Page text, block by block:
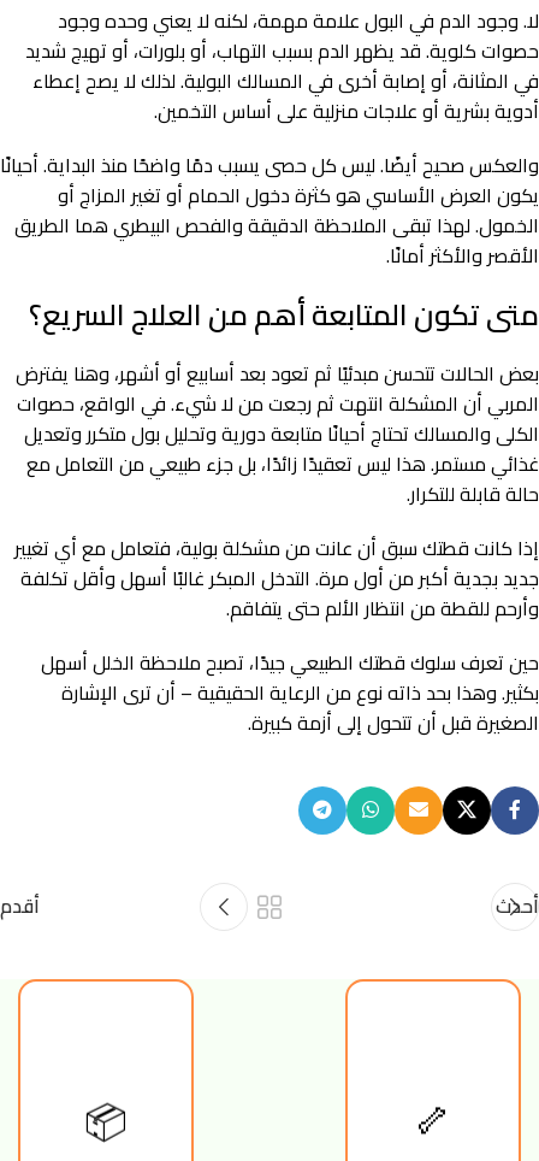
لا. وجود الدم في البول علامة مهمة، لكنه لا يعني وحده وجود
حصوات كلوية. قد يظهر الدم بسبب التهاب، أو بلورات، أو تهيج شديد
في المثانة، أو إصابة أخرى في المسالك البولية. لذلك لا يصح إعطاء
أدوية بشرية أو علاجات منزلية على أساس التخمين.
والعكس صحيح أيضًا. ليس كل حصى يسبب دمًا واضحًا منذ البداية. أحيانًا
يكون العرض الأساسي هو كثرة دخول الحمام أو تغير المزاج أو
الخمول. لهذا تبقى الملاحظة الدقيقة والفحص البيطري هما الطريق
الأقصر والأكثر أمانًا.
متى تكون المتابعة أهم من العلاج السريع؟
بعض الحالات تتحسن مبدئيًا ثم تعود بعد أسابيع أو أشهر، وهنا يفترض
المربي أن المشكلة انتهت ثم رجعت من لا شيء. في الواقع، حصوات
الكلى والمسالك تحتاج أحيانًا متابعة دورية وتحليل بول متكرر وتعديل
غذائي مستمر. هذا ليس تعقيدًا زائدًا، بل جزء طبيعي من التعامل مع
حالة قابلة للتكرار.
إذا كانت قطتك سبق أن عانت من مشكلة بولية، فتعامل مع أي تغيير
جديد بجدية أكبر من أول مرة. التدخل المبكر غالبًا أسهل وأقل تكلفة
وأرحم للقطة من انتظار الألم حتى يتفاقم.
حين تعرف سلوك قطتك الطبيعي جيدًا، تصبح ملاحظة الخلل أسهل
بكثير. وهذا بحد ذاته نوع من الرعاية الحقيقية – أن ترى الإشارة
الصغيرة قبل أن تتحول إلى أزمة كبيرة.
أحدث أقدم
🦴
📦